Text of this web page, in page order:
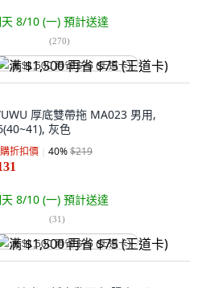
8/10 (一) 預計送達
(270)
满 $1,500 再省 $75 (王道卡)
厚底雙帶拖 MA023 男用,
灰色
折扣價 40%$219
8/10 (一) 預計送達
(31)
满 $1,500 再省 $75 (王道卡)